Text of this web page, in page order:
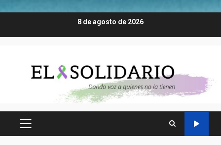
8 de agosto de 2026
MENÚ